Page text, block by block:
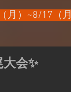
月）~8/17（
会✨